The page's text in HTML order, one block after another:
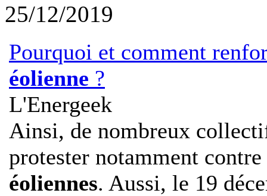
25/12/2019
Pourquoi et comment
éolienne ?
L'Energeek
Ainsi, de nombreux
protester notamment
éoliennes. Aussi, le 19